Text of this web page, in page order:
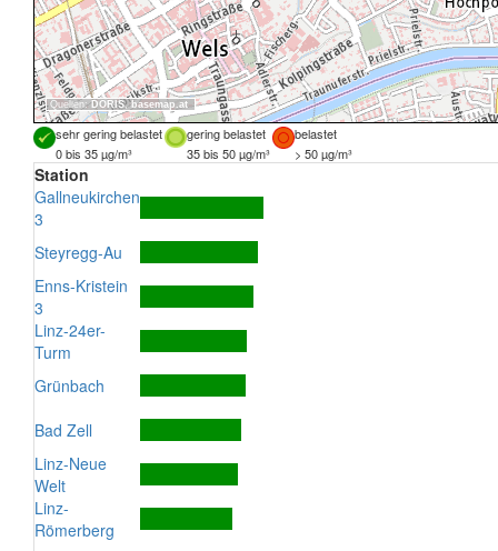
Quellen: DORIS, basemap.at
sehr gering belastet gering belastet
belastet
0 bis 35 µg/m³
35 bis 50 µg/m³ > 50 µg/m³
Station
Gallneukirchen
3
Steyregg-Au
Enns-Kristein
3
Linz-24er-
Turm
Grünbach
Bad Zell
Linz-Neue
Welt
Linz-
Römerberg